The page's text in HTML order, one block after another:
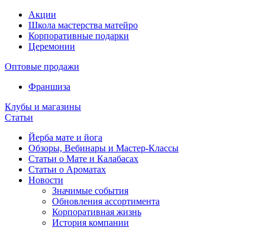
Акции
Школа мастерства матейро
Корпоративные подарки
Церемонии
Оптовые продажи
Франшиза
Клубы и магазины
Статьи
Йерба мате и йога
Обзоры, Вебинары и Мастер-Классы
Статьи о Мате и Калабасах
Статьи о Ароматах
Новости
Значимые события
Обновления ассортимента
Корпоративная жизнь
История компании